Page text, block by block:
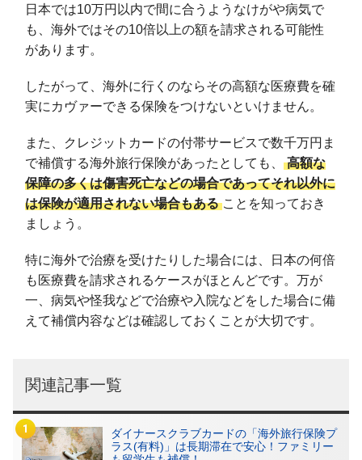
日本では10万円以内で間に合うようなけがや病気で
も、海外ではその10倍以上の額を請求される可能性
があります。
したがって、海外に行くのならその高額な医療費を確
実にカヴァーできる保険をつけないといけません。
また、クレジットカードの付帯サービスで数千万円ま
で補償する海外旅行保険があったとしても、 高額な
保障の多くは傷害死亡などの場合であってそれ以外に
は保険が適用されない場合もある ことを知っておき
ましょう。
特に海外で治療を受けたりした場合には、日本の何倍
も医療費を請求されるケースがほとんどです。万が
一、病気や怪我などで治療や入院などをした場合に備
えて補償内容などは確認しておくことが大切です。
関連記事一覧
ダイナースクラブカードの「海外旅行保険プ
ラス(有料)」は長期滞在で安心！ファミリー